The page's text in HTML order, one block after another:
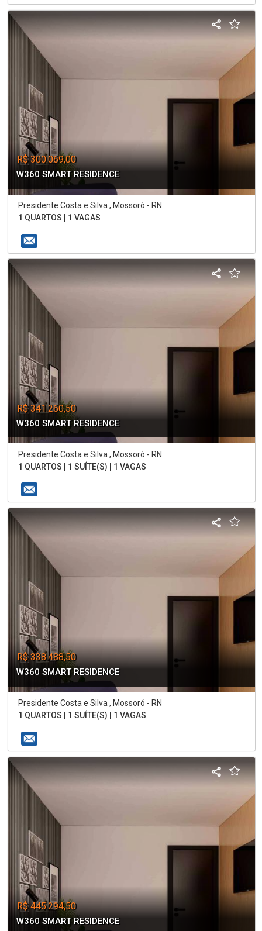
R$ 300.069,00
W360 SMART RESIDENCE
Presidente Costa e Silva , Mossoró - RN
1 QUARTOS | 1 VAGAS
R$ 341.260,50
W360 SMART RESIDENCE
Presidente Costa e Silva , Mossoró - RN
1 QUARTOS | 1 SUÍTE(S) | 1 VAGAS
R$ 338.488,50
W360 SMART RESIDENCE
Presidente Costa e Silva , Mossoró - RN
1 QUARTOS | 1 SUÍTE(S) | 1 VAGAS
R$ 445.294,50
W360 SMART RESIDENCE